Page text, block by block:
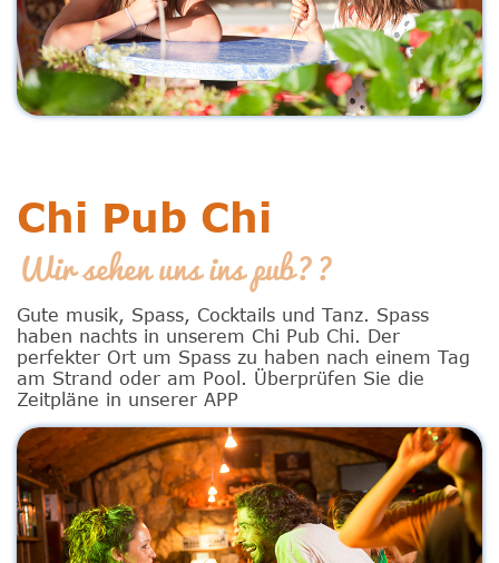
Chi Pub Chi
Wir sehen uns ins pub??
Gute musik, Spass, Cocktails und Tanz. Spass
haben nachts in unserem Chi Pub Chi. Der
perfekter Ort um Spass zu haben nach einem Tag
am Strand oder am Pool. Überprüfen Sie die
Zeitpläne in unserer APP